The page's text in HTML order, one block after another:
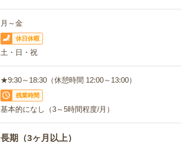
月～金
休日休暇
土・日・祝
★9:30～18:30（休憩時間 12:00～13:00）
残業時間
基本的になし（3～5時間程度/月）
長期（3ヶ月以上）